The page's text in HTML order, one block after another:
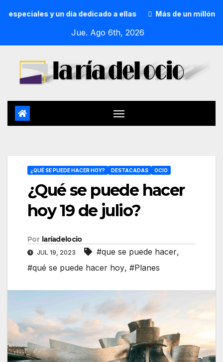
y un día dedicado a ellas Más de un millón de
Jue. Ago 6th, 2026
¿QUÉ SE PUEDE HACER HOY? DESTACADAS OCIO
¿Qué se puede hacer
hoy 19 de julio?
Por laríadelocio
JUL 19, 2023 #que se puede hacer,
#qué se puede hacer hoy, #Planes